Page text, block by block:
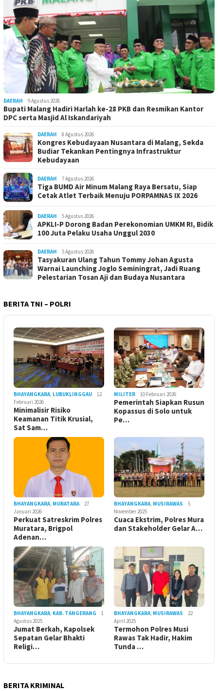
DAERAH 9 Agustus 2026
Bupati Malang Hadiri Harlah ke-28 PKB dan Resmikan Kantor
DPC serta Masjid Al Iskandariyah
DAERAH 8 Agustus 2026
Kongres Kebudayaan Nusantara di Malang, Sekda
Budiar Tekankan Pentingnya Infrastruktur
Kebudayaan
DAERAH 7 Agustus 2026
Tiga BUMD Air Minum Malang Raya Bersatu, Siap
Cetak Atlet Terbaik Menuju PORPAMNAS IX 2026
DAERAH 5 Agustus 2026
APKLI-P Dorong Badan Perekonomian UMKM RI, Bidik
100 Juta Pelaku Usaha Unggul 2030
DAERAH 5 Agustus 2026
Tasyakuran Ulang Tahun Tommy Johan Agusta
Warnai Launching Joglo Seminingrat, Jadi Ruang
Pelestarian Tosan Aji dan Budaya Nusantara
BERITA TNI – POLRI
BHAYANGKARA, LUBUKLINGGAU
12
Februari 2026
Minimalisir Risiko
Keamanan Titik Krusial,
Sat Sam…
MILITER 10 Februari 2026
Pemerintah Siapkan Rusun
Kopassus di Solo untuk
Pe…
BHAYANGKARA, MURATARA
27
Januari 2026
Perkuat Satreskrim Polres
Muratara, Brigpol
Adenan…
BHAYANGKARA, MUSIRAWAS
5
November 2025
Cuaca Ekstrim, Polres Mura
dan Stakeholder Gelar A…
BHAYANGKARA, KAB. TANGERANG
1
Agustus 2025
Jumat Berkah, Kapolsek
Sepatan Gelar Bhakti
Religi…
BHAYANGKARA, MUSIRAWAS
22
April 2025
Termohon Polres Musi
Rawas Tak Hadir, Hakim
Tunda …
BERITA KRIMINAL